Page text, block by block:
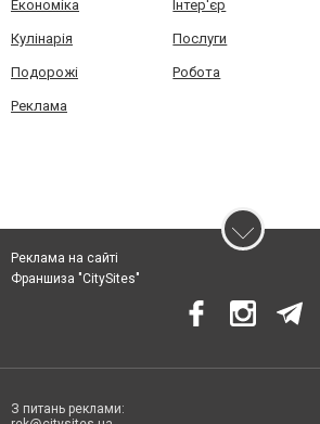
Економіка Інтер'єр
Кулінарія Послуги
Подорожі Робота
Реклама
Реклама на сайті
Франшиза "CitySites"
З питань реклами: